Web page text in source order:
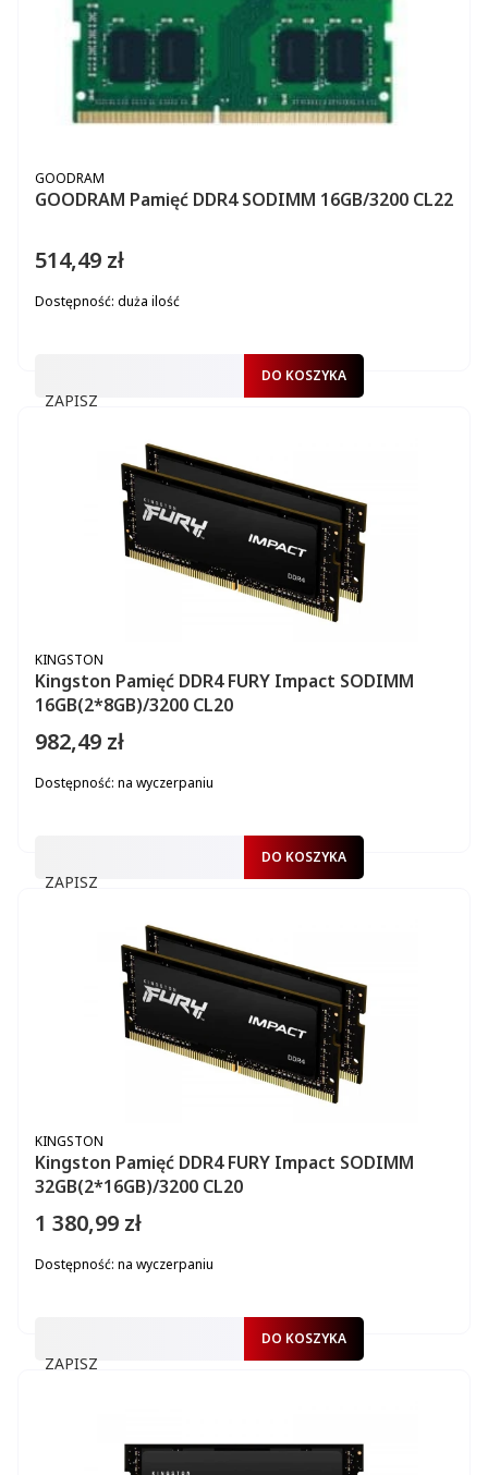
GOODRAM Pamięć DDR4 SODIMM 16GB/3200 CL22
PRODUCENT
GOODRAM
Cena
514,49 zł
Dostępność: duża ilość
ZAPISZ
DO KOSZYKA
Kingston Pamięć DDR4 FURY Impact SODIMM
16GB(2*8GB)/3200 CL20
PRODUCENT
KINGSTON
Cena
982,49 zł
Dostępność: na wyczerpaniu
ZAPISZ
DO KOSZYKA
Kingston Pamięć DDR4 FURY Impact SODIMM
32GB(2*16GB)/3200 CL20
PRODUCENT
KINGSTON
Cena
1 380,99 zł
Dostępność: na wyczerpaniu
ZAPISZ
DO KOSZYKA